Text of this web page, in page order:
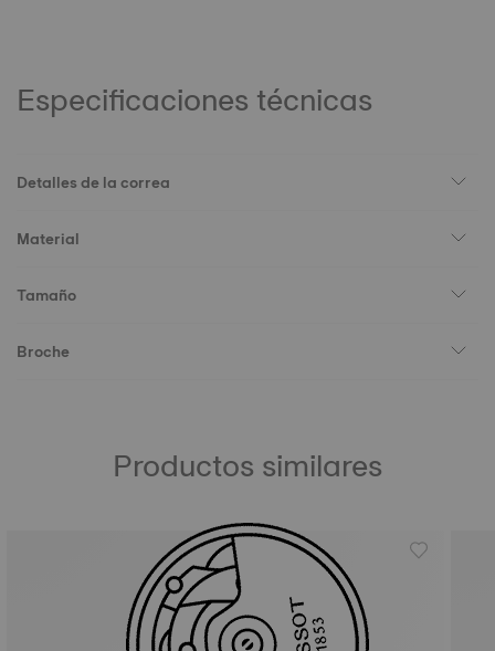
Especificaciones técnicas
Detalles de la correa
Material
Tamaño
Broche
Productos similares